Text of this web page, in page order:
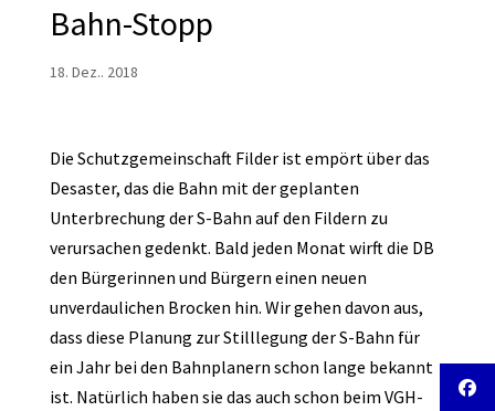
Bahn-Stopp
18. Dez.. 2018
Die Schutzgemeinschaft Filder ist empört über das
Desaster, das die Bahn mit der geplanten
Unterbrechung der S-Bahn auf den Fildern zu
verursachen gedenkt. Bald jeden Monat wirft die DB
den Bürgerinnen und Bürgern einen neuen
unverdaulichen Brocken hin. Wir gehen davon aus,
dass diese Planung zur Stilllegung der S-Bahn für
ein Jahr bei den Bahnplanern schon lange bekannt
ist. Natürlich haben sie das auch schon beim VGH-